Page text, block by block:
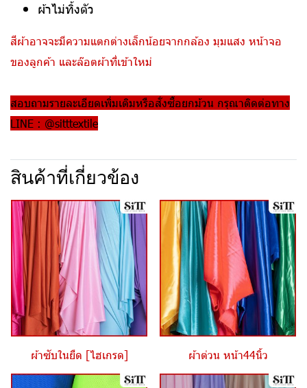
ผ้าไม่ทิ้งตัว
สีผ้าอาจจะมีความแตกต่างเล็กน้อยจากกล้อง มุมแสง หน้าจอ
ของลูกค้า และล๊อตผ้าที่เข้าใหม่
สอบถามรายละเอียดเพิ่มเติมหรือสั่งซื้อยกม้วน กรุณาติดต่อทาง
LINE : @sitttextile
สินค้าที่เกี่ยวข้อง
ผ้าซับในยืด [ไฮเกรด] ผ้าต่วน หน้า44นิ้ว